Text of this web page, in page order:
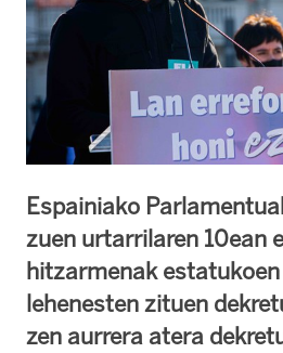
Espainiako
zuen urtarrilaren 10ean
hitzarmenak
lehenesten zituen
zen aurrera atera